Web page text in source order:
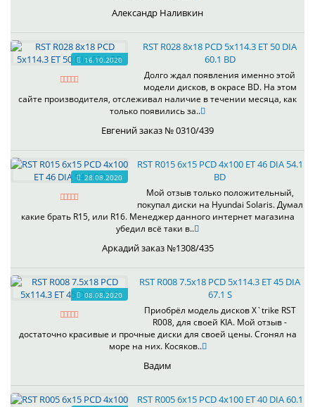
Александр Наливкин
16.10.2020
RST R028 8x18 PCD 5x114.3 ET 50 DIA
60.1 BD
Долго ждал появления именно этой
модели дисков, в окрасе BD. На этом
сайте производителя, отслеживал наличие в течении месяца, как
только появились за..
Евгений заказ № 0310/439
28.08.2020
RST R015 6x15 PCD 4x100 ET 46 DIA 54.1
BD
Мой отзыв только положительный,
покупал диски на Hyundai Solaris. Думал
какие брать R15, или R16. Менеджер данного интернет магазина
убедил всё таки в..
Аркадий заказ №1308/435
08.08.2020
RST R008 7.5x18 PCD 5x114.3 ET 45 DIA
67.1 S
Приобрёл модель дисков X`trike RST
R008, для своей KIA. Мой отзыв -
достаточно красивые и прочные диски для своей цены. Сгонял на
море на них. Косяков..
Вадим
RST R005 6x15 PCD 4x100 ET 40 DIA 60.1